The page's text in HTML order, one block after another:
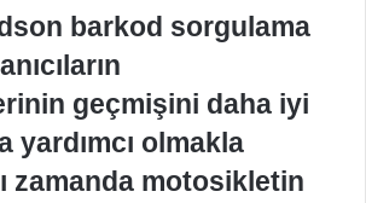
barkod sorgulama
geçmişini daha iyi
yardımcı olmakla
zamanda motosikletin